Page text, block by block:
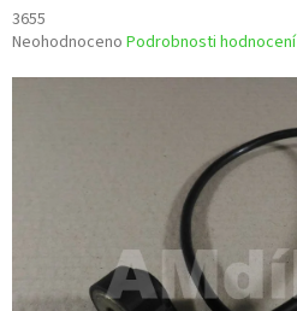
3655
Průměrné
Neohodnoceno Podrobnosti hodnocení